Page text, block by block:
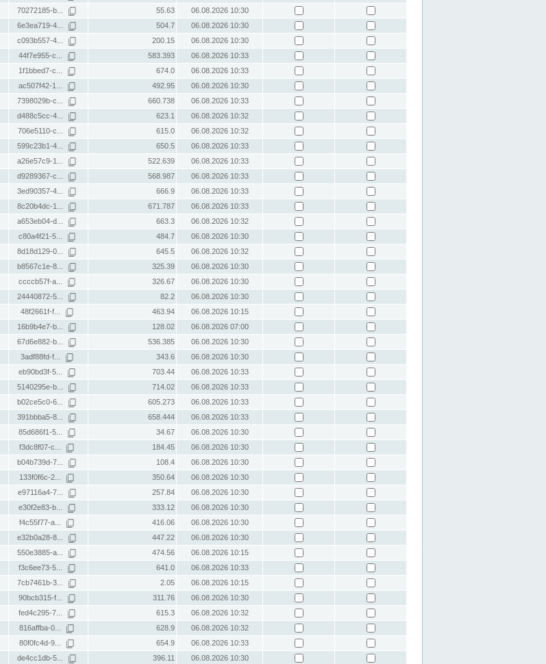
70272185-b... 55.63
06.08.2026 10:30
6e3ea719-4... 504.7
06.08.2026 10:30
c093b557-4... 200.15
06.08.2026 10:30
44f7e955-c... 583.393
06.08.2026 10:33
1f1bbed7-c... 674.0
06.08.2026 10:33
ac507f42-1... 492.95
06.08.2026 10:30
7398029b-c... 660.738
06.08.2026 10:33
d488c5cc-4... 623.1
06.08.2026 10:32
706e5110-c... 615.0
06.08.2026 10:32
599c23b1-4... 650.5
06.08.2026 10:33
a26e57c9-1... 522.639
06.08.2026 10:33
d9289367-c... 568.987
06.08.2026 10:33
3ed90357-4... 666.9
06.08.2026 10:33
8c20b4dc-1... 671.787
06.08.2026 10:33
a653eb04-d... 663.3
06.08.2026 10:32
c80a4f21-5... 484.7
06.08.2026 10:30
8d18d129-0... 645.5
06.08.2026 10:32
b8567c1e-8... 325.39
06.08.2026 10:30
ccccb57f-a... 326.67
06.08.2026 10:30
24440872-5... 82.2
06.08.2026 10:30
48f2661f-f... 463.94
06.08.2026 10:15
16b9b4e7-b... 128.02
06.08.2026 07:00
67d6e882-b... 536.385
06.08.2026 10:30
3adf88fd-f... 343.6
06.08.2026 10:30
eb90bd3f-5... 703.44
06.08.2026 10:33
5140295e-b... 714.02
06.08.2026 10:33
b02ce5c0-6... 605.273
06.08.2026 10:33
391bbba5-8... 658.444
06.08.2026 10:33
85d686f1-5... 34.67
06.08.2026 10:30
f3dc8f07-c... 184.45
06.08.2026 10:30
b04b739d-7... 108.4
06.08.2026 10:30
133f0f6c-2... 350.64
06.08.2026 10:30
e97116a4-7... 257.84
06.08.2026 10:30
e30f2e83-b... 333.12
06.08.2026 10:30
f4c55f77-a... 416.06
06.08.2026 10:30
e32b0a28-8... 447.22
06.08.2026 10:30
550e3885-a... 474.56
06.08.2026 10:15
f3c6ee73-5... 641.0
06.08.2026 10:33
7cb7461b-3... 2.05
06.08.2026 10:15
90bcb315-f... 311.76
06.08.2026 10:30
fed4c295-7... 615.3
06.08.2026 10:32
816affba-0... 628.9
06.08.2026 10:32
80f0fc4d-9... 654.9
06.08.2026 10:33
de4cc1db-5... 396.11 06.08.2026 10:30